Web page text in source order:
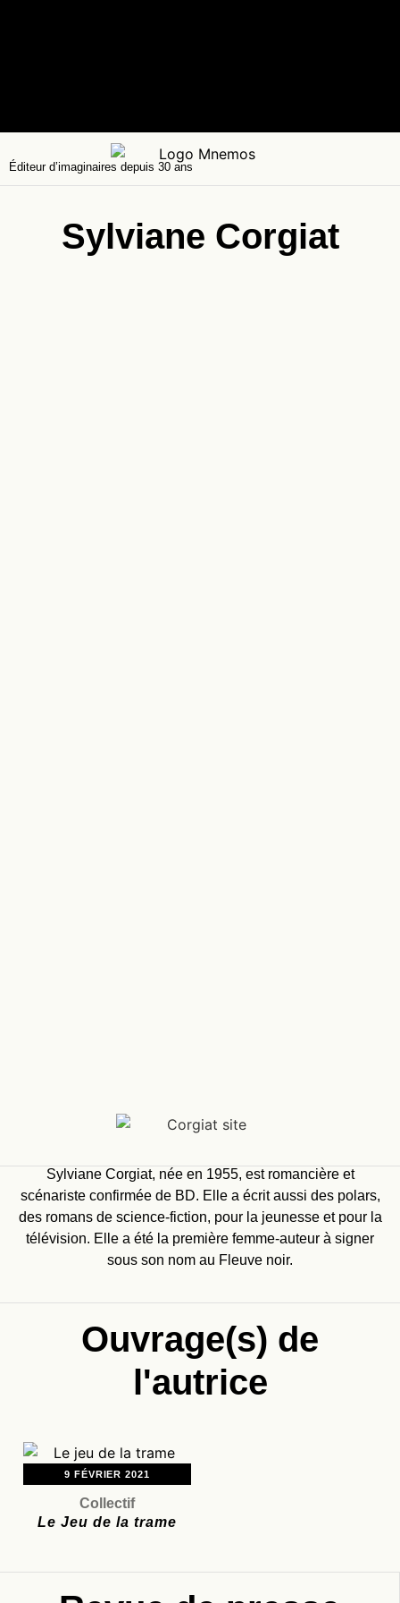
Éditeur d’imaginaires depuis 30 ans
Sylviane Corgiat
Sylviane Corgiat, née en 1955, est romancière et
scénariste confirmée de BD. Elle a écrit aussi des polars,
des romans de science-fiction, pour la jeunesse et pour la
télévision. Elle a été la première femme-auteur à signer
sous son nom au Fleuve noir.
Ouvrage(s) de
l'autrice
9 FÉVRIER 2021
Collectif
Le Jeu de la trame